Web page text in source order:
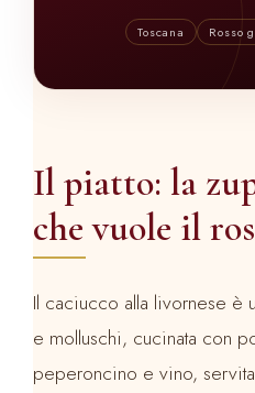
Toscana Rosso
Il piatto: la
che vuole il
Il caciucco alla livornese è
e molluschi, cucinata con
peperoncino e vino,